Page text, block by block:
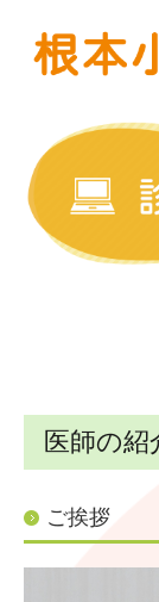
診療案内
医師の紹介
当院のご紹介
医師の紹
ご挨拶